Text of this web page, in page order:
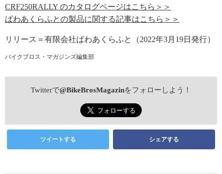
CRF250RALLY のカタログページはこちら＞＞
ぱわあくらふとの製品に関する記事はこちら＞＞
リリース＝有限会社ぱわあくらふと（2022年3月19日発行）
バイクブロス・マガジンズ編集部
Twitterで@BikeBrosMagazinをフォローしよう！
ツイートする シェアする